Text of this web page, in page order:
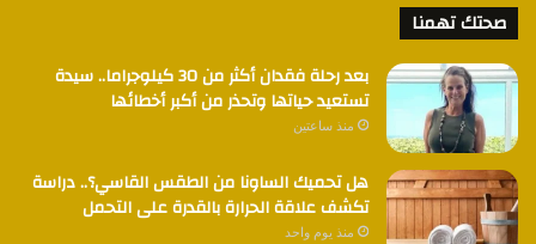
صحتك تهمنا
بعد رحلة فقدان أكثر من 30 كيلوجراما.. سيدة
تستعيد حياتها وتحذر من أكبر أخطائها
منذ ساعتين
هل تحميك الساونا من الطقس القاسي؟.. دراسة
تكشف علاقة الحرارة بالقدرة على التحمل
منذ يوم واحد